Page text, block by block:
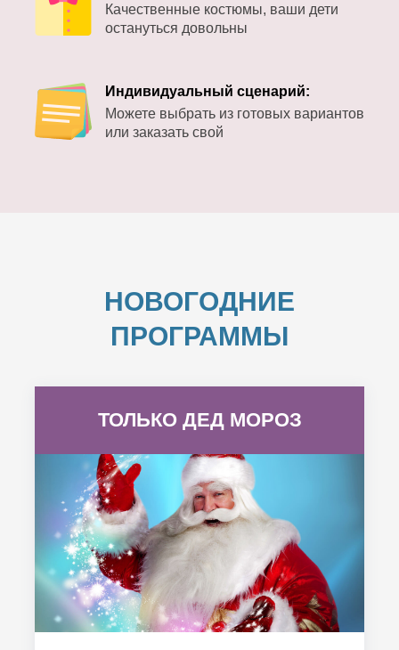
Качественные костюмы, ваши дети
остануться довольны
Индивидуальный сценарий:
Можете выбрать из готовых вариантов
или заказать свой
НОВОГОДНИЕ
ПРОГРАММЫ
ТОЛЬКО ДЕД МОРОЗ